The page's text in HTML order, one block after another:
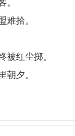
。
难拾。
被红尘掷。
朝夕。